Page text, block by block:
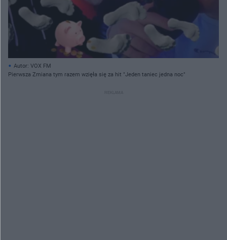
Autor: VOX FM
Pierwsza Zmiana tym razem wzięła się za hit "Jeden taniec jedna noc"